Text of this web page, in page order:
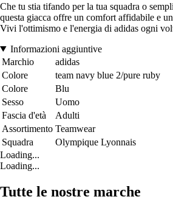
Che tu stia tifando per la tua squadra o
questa giacca offre un comfort affidabile e
Vivi l'ottimismo e l'energia di adidas ogni
Informazioni aggiuntive
Marchio
adidas
Colore
team navy blue 2/pure ruby
Colore
Blu
Sesso
Uomo
Fascia d'età
Adulti
Assortimento Teamwear
Squadra
Olympique Lyonnais
Loading...
Loading...
Tutte le nostre marche